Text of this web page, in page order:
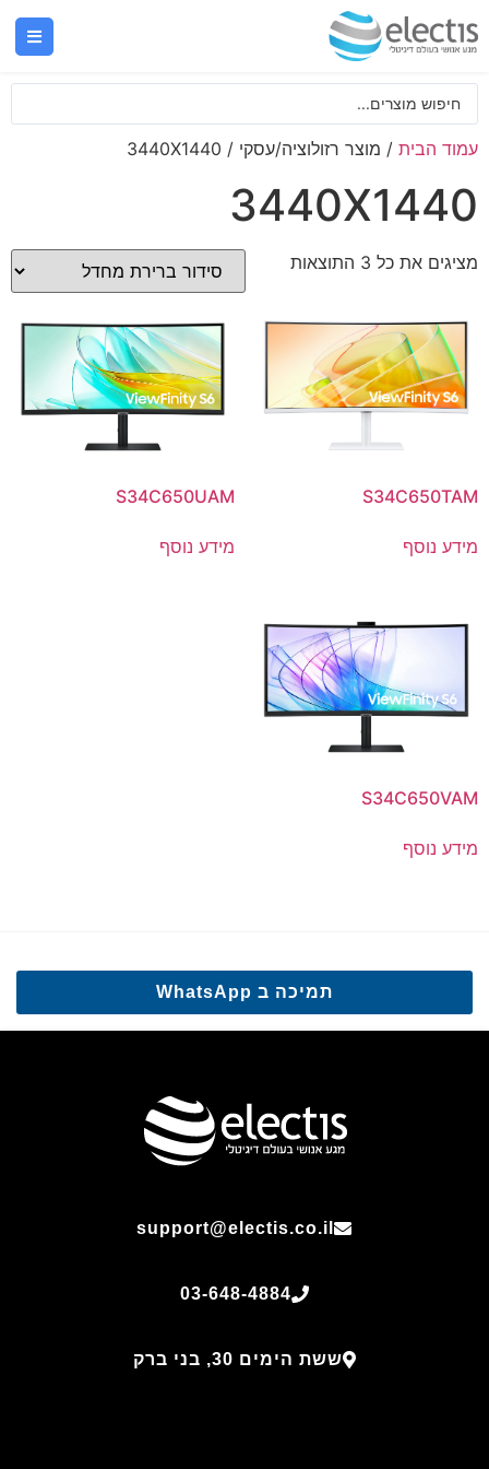
עמוד הבית / מוצר רזולוציה/עסקי / 3440X1440
3440X1440
מציגים את כל ⁦3⁩ התוצאות
S34C650TAM
מידע נוסף
S34C650UAM
מידע נוסף
S34C650VAM
מידע נוסף
תמיכה ב WhatsApp
support@electis.co.il
03-648-4884
ששת הימים 30, בני ברק